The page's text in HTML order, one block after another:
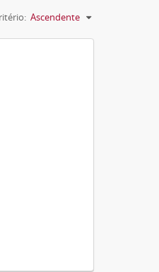
Ascendente